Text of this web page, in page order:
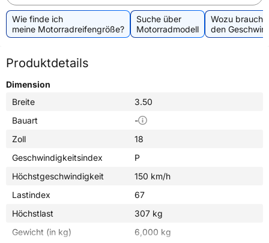
Wie finde ich
meine Motorradreifengröße?
Suche über
Motorradmodell
Wozu
den
Produktdetails
Dimension
Breite
3.50
Bauart
-
Zoll
18
Geschwindigkeitsindex
P
Höchstgeschwindigkeit
150 km/h
Lastindex
67
Höchstlast
307 kg
Gewicht (in kg)
6,000 kg